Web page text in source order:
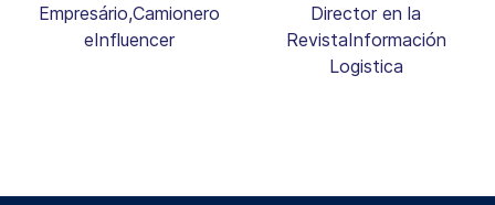
Empresário,Camionero
eInfluencer
Director en la
RevistaInformación
Logistica